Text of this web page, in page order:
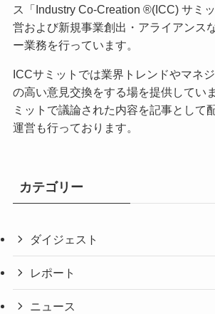
ス「Industry Co-Creation ®(ICC) サミ
営および新規事業創出・アライアンス
ー業務を行っています。
ICCサミットでは業界トレンドやマネ
の高い意見交換をする場を提供してい
ミットで議論された内容を記事として
運営も行っております。
カテゴリー
ダイジェスト
レポート
ニュース